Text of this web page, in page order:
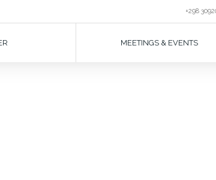
+298
MEETINGS & EVENTS